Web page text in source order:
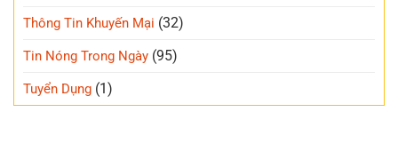
Thông Tin Khuyến Mại (32)
Tin Nóng Trong Ngày (95)
Tuyển Dụng (1)